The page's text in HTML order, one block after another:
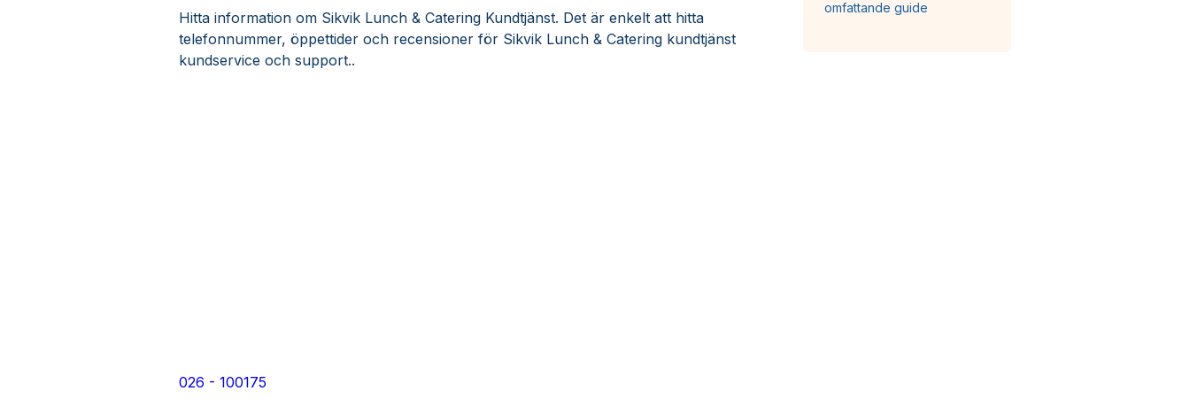
Hitta information om Sikvik Lunch & Catering Kundtjänst. Det är enkelt att hitta
telefonnummer, öppettider och recensioner för Sikvik Lunch & Catering kundtjänst
kundservice och support..
026 - 100175
omfattande guide